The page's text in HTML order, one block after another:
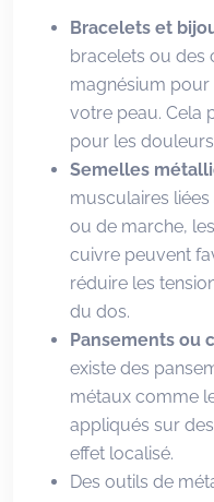
Bracelets et
bracelets ou des
magnésium
votre peau. Cela
pour les
Semelles
musculaires
ou de marche,
cuivre peuvent
réduire les
du dos.
Pansements ou
existe des
métaux comme
appliqués sur
effet localisé.
Des outils de